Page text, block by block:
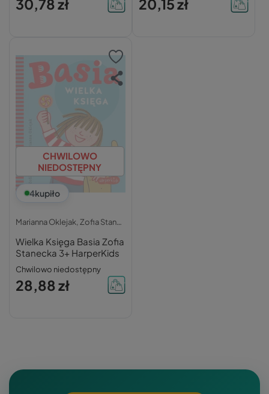
30,78 zł 20,15 zł
CHWILOWO
NIEDOSTĘPNY
4kupiło
Marianna Oklejak, Zofia Stanecka,
Wielka Księga Basia Zofia
Stanecka 3+ HarperKids
Chwilowo niedostępny
28,88 zł